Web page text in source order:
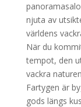
njuta av
världens
När du
tempot, den
vackra
Fartygen är
gods längs